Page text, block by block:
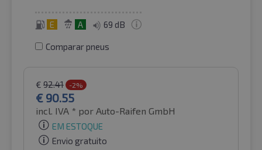
E A 69 dB
Comparar pneus
€ 92.41 -2%
€ 90.55
incl. IVA * por Auto-Raifen GmbH
EM ESTOQUE
Envio gratuito